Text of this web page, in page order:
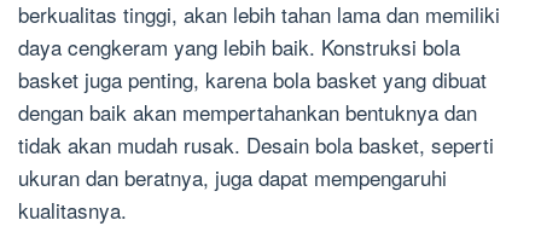
berkualitas tinggi, akan lebih tahan lama dan memiliki
daya cengkeram yang lebih baik. Konstruksi bola
basket juga penting, karena bola basket yang dibuat
dengan baik akan mempertahankan bentuknya dan
tidak akan mudah rusak. Desain bola basket, seperti
ukuran dan beratnya, juga dapat mempengaruhi
kualitasnya.